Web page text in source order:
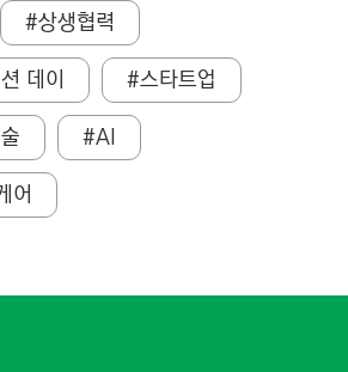
#상생협력
데이
#스타트업
#AI
어